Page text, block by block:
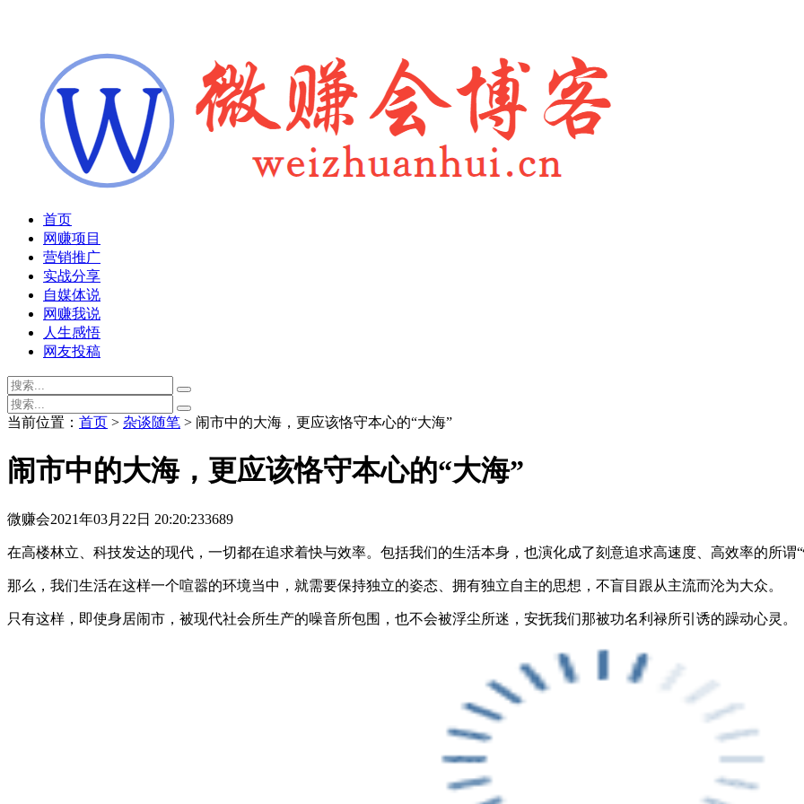
首页
网赚项目
营销推广
实战分享
自媒体说
网赚我说
人生感悟
网友投稿
当前位置： 首页 > 杂谈随笔 > 闹市中的大海，更应该恪守本心的“大海”
闹市中的大海，更应该恪守本心的“大海”
微赚会2021年03月22日 20:20:233689
在高楼林立、科技发达的现代，一切都在追求着快与效率。包括我们的生活本身，也演化成了刻意追求高速度、高效率的所谓
那么，我们生活在这样一个喧嚣的环境当中，就需要保持独立的姿态、拥有独立自主的思想，不盲目跟从主流而沦为大众。
只有这样，即使身居闹市，被现代社会所生产的噪音所包围，也不会被浮尘所迷，安抚我们那被功名利禄所引诱的躁动心灵。